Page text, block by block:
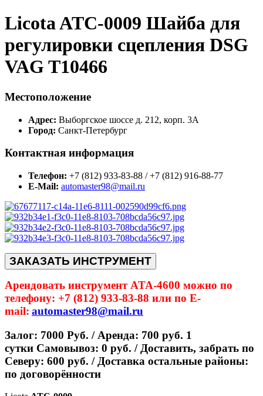
Licota ATC-0009 Шайба для
регулировки сцепления DSG
VAG T10466
Местоположение
Адрес: Выборгское шоссе д. 212, корп. 3А
Город: Санкт-Петербург
Контактная информация
Телефон: +7 (812) 933-83-88 / +7 (812) 916-88-77
E-Mail: automaster98@mail.ru
ЗАКАЗАТЬ ИНСТРУМЕНТ
Арендовать инструмент ATA-4600 можно по
телефону: +7 (812) 933-83-88 или по E-
mail: automaster98@mail.ru
Залог: 7000 Руб. / Аренда: 700 руб. 1
сутки Самовывоз: 0 руб. / Доставить, забрать по
Северу: 600 руб. / Доставка остальные районы:
по договорённости